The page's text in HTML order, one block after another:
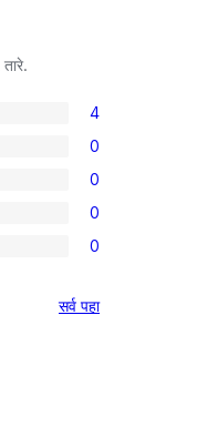
4
0
0
0
0
सर्वपुनरावलोकने
पहा